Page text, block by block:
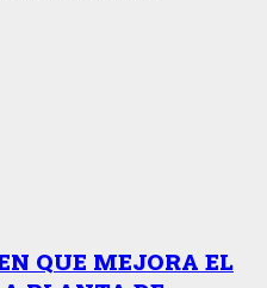
QUE MEJORA EL